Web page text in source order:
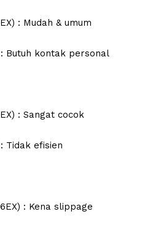
: Mudah & umum
Butuh kontak personal
: Sangat cocok
Tidak efisien
: Kena slippage